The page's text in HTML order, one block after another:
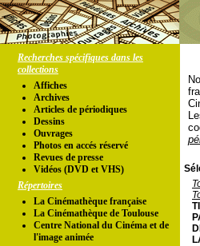
Recherches spécifiques dans les
collections
Affiches
Archives
Articles de périodiques
Dessins
Ouvrages
Photos en accés réservé
Revues de presse
Vidéos (DVD et VHS)
Répertoires
La Cinémathèque française
La Cinémathèque de Toulouse
Centre National du Cinéma et de
l'image animée